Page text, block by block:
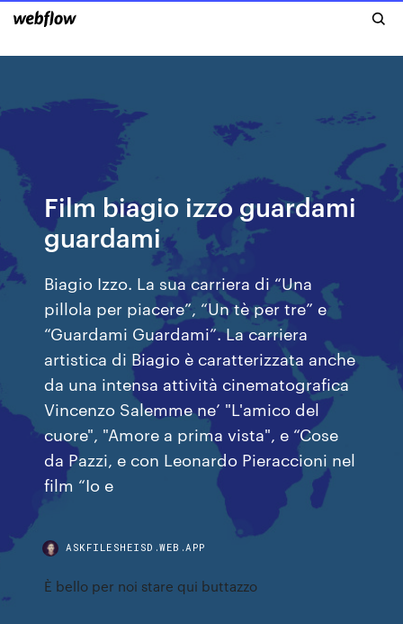
Film biagio izzo guardami
guardami
Biagio Izzo. La sua carriera di “Una
pillola per piacere”, “Un tè per tre” e
“Guardami Guardami”. La carriera
artistica di Biagio è caratterizzata anche
da una intensa attività cinematografica
Vincenzo Salemme ne’ "L'amico del
cuore", "Amore a prima vista", e “Cose
da Pazzi, e con Leonardo Pieraccioni nel
film “Io e
ASKFILESHEISD.WEB.APP
È bello per noi stare qui buttazzo